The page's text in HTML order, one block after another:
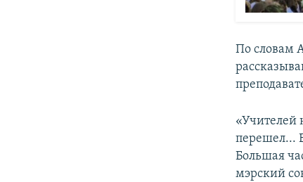
По словам
«Учителей
перешел...
Большая
мэрский